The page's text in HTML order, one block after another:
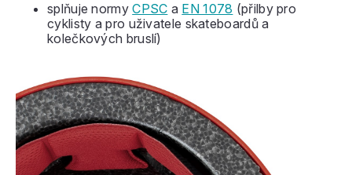
splňuje normyCPSC a EN 1078 (přilby pro
cyklisty a pro uživatele skateboardů a
kolečkových bruslí)